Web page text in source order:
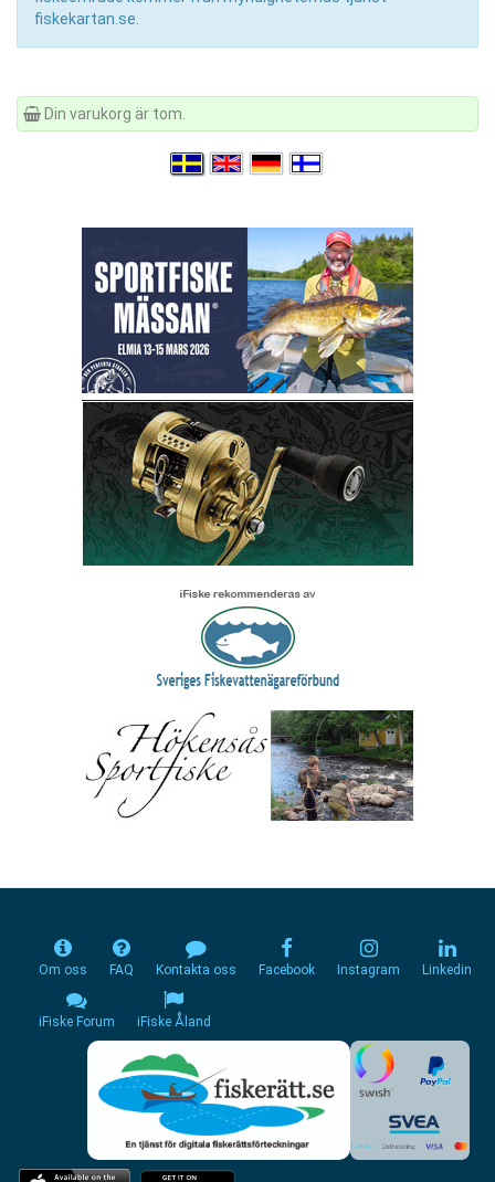
fiskekartan.se.
Din varukorg är tom.
Om oss FAQ Kontakta oss Facebook Instagram Linkedin
iFiske Forum iFiske Åland